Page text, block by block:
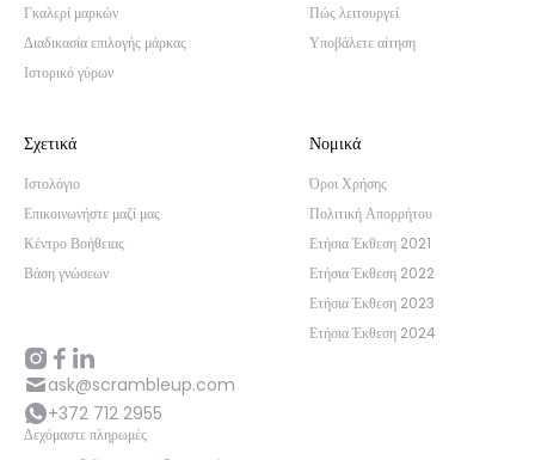
Γκαλερί μαρκών
Διαδικασία επιλογής μάρκας
Ιστορικό γύρων
Πώς λειτουργεί
Υποβάλετε αίτηση
Σχετικά
Ιστολόγιο
Επικοινωνήστε μαζί μας
Κέντρο Βοήθειας
Βάση γνώσεων
Νομικά
Όροι Χρήσης
Πολιτική Απορρήτου
Ετήσια Έκθεση 2021
Ετήσια Έκθεση 2022
Ετήσια Έκθεση 2023
Ετήσια Έκθεση 2024
ask@scrambleup.com
+372 712 2955
Δεχόμαστε πληρωμές